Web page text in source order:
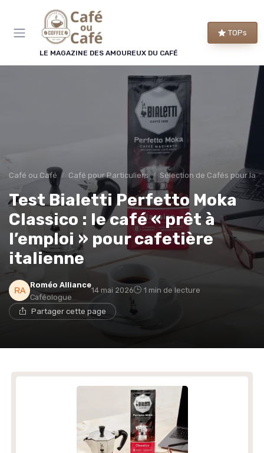
LE MAGAZINE DES AMOUREUX DU CAFÉ
TOPs
Café ou Café Café pour Particuliers Sélection de Cafés pour la
Test Bialetti Perfetto Moka
Classico : le café « prêt à
l’emploi » pour cafetière
italienne
Roméo Alliance
Caféologue
14 mai 2026 1 min de lecture
Partager cette page
Panneau de gestion des cookies